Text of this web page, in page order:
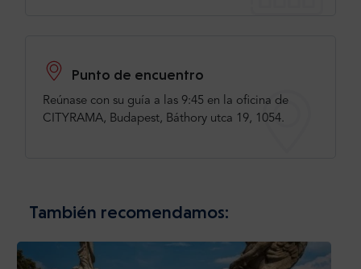
Punto de encuentro
Reúnase con su guía a las 9:45 en la oficina de
CITYRAMA, Budapest, Báthory utca 19, 1054.
También recomendamos: